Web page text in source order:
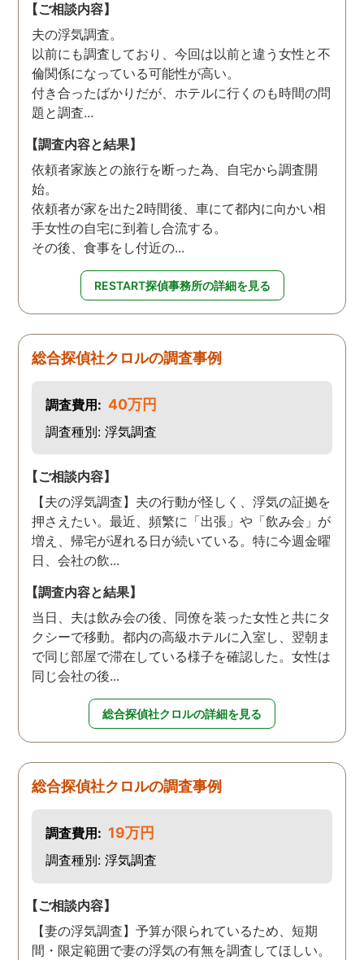
【ご相談内容】
夫の浮気調査。
以前にも調査しており、今回は以前と違う女性と不
倫関係になっている可能性が高い。
付き合ったばかりだが、ホテルに行くのも時間の問
題と調査...
【調査内容と結果】
依頼者家族との旅行を断った為、自宅から調査開
始。
依頼者が家を出た2時間後、車にて都内に向かい相
手女性の自宅に到着し合流する。
その後、食事をし付近の...
RESTART探偵事務所の詳細を見る
総合探偵社クロルの調査事例
調査費用: 40万円
調査種別: 浮気調査
【ご相談内容】
【夫の浮気調査】夫の行動が怪しく、浮気の証拠を
押さえたい。最近、頻繁に「出張」や「飲み会」が
増え、帰宅が遅れる日が続いている。特に今週金曜
日、会社の飲...
【調査内容と結果】
当日、夫は飲み会の後、同僚を装った女性と共にタ
クシーで移動。都内の高級ホテルに入室し、翌朝ま
で同じ部屋で滞在している様子を確認した。女性は
同じ会社の後...
総合探偵社クロルの詳細を見る
総合探偵社クロルの調査事例
調査費用: 19万円
調査種別: 浮気調査
【ご相談内容】
【妻の浮気調査】予算が限られているため、短期
間・限定範囲で妻の浮気の有無を調査してほしい。